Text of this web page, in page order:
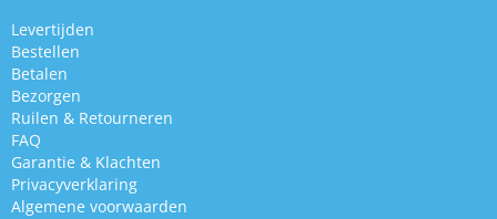
Levertijden
Bestellen
Betalen
Bezorgen
Ruilen & Retourneren
FAQ
Garantie & Klachten
Privacyverklaring
Algemene voorwaarden